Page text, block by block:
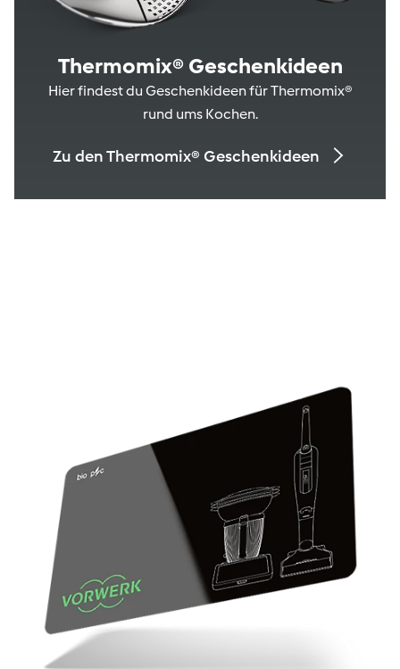
Thermomix® Geschenkideen
Hier findest du Geschenkideen für Thermomix®
rund ums Kochen.
Zu den Thermomix® Geschenkideen